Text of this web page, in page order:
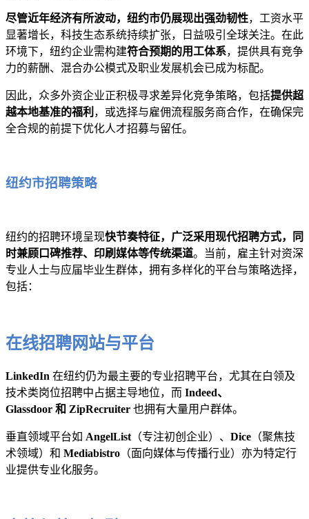
尽管近年经济有所波动，纽约市仍展现出强劲韧性，工资水平
显著增长，科技生态系统持续扩张，日益吸引全球关注。在此
环境下，纽约企业需构建符合预期的用工体系，提供具有竞争
力的薪酬、混合办公模式及职业发展机会已成为标配。
因此，众多外资企业正积极寻求差异化竞争策略，包括提供超
越本地基准的福利 ，或选择与雇佣流程服务商合作，在确保完
全合规的前提下优化人才招募与留任。
纽约市招聘策略
纽约的招聘环境呈现快节奏特征，广泛采用现代招聘方式，同
时兼顾口碑推荐、印刷媒体等传统渠道。当前，雇主针对资深
专业人士与应届毕业生群体，拥有多样化的平台与策略选择，
包括：
在线招聘网站与平台
LinkedIn 在纽约仍为最主要的专业招聘平台，尤其在白领及
技术类岗位招聘中占据主导地位，而 Indeed、
Glassdoor 和 ZipRecruiter 也拥有大量用户群体。
垂直领域平台如 AngelList （专注初创企业）、 Dice （聚焦技
术领域）和 Mediabistro （面向媒体与传播行业）亦为特定行
业提供专业化服务。